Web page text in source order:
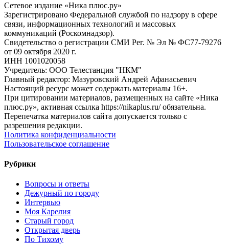
Сетевое издание «Ника плюс.ру»
Зарегистрировано Федеральной службой по надзору в сфере
связи, информационных технологий и массовых
коммуникаций (Роскомнадзор).
Свидетельство о регистрации СМИ Рег. № Эл № ФС77-79276
от 09 октября 2020 г.
ИНН 1001020058
Учредитель: ООО Телестанция "НКМ"
Главный редактор: Мазуровский Андрей Афанасьевич
Настоящий ресурс может содержать материалы 16+.
При цитировании материалов, размещенных на сайте «Ника
плюс.ру», активная ссылка https://nikaplus.ru/ обязательна.
Перепечатка материалов сайта допускается только с
разрешения редакции.
Политика конфиденциальности
Пользовательское соглашение
Рубрики
Вопросы и ответы
Дежурный по городу
Интервью
Моя Карелия
Старый город
Открытая дверь
По Тихому